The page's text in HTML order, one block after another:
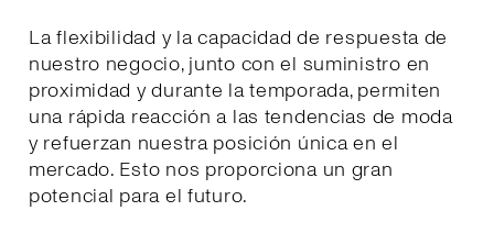
La flexibilidad y la capacidad de respuesta de
nuestro negocio, junto con el suministro en
proximidad y durante la temporada, permiten
una rápida reacción a las tendencias de moda
y refuerzan nuestra posición única en el
mercado. Esto nos proporciona un gran
potencial para el futuro.